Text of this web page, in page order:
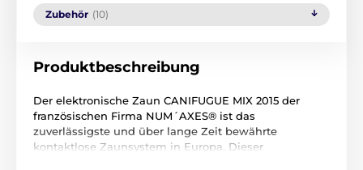
Zubehör (10)
Produktbeschreibung
Der elektronische Zaun CANIFUGUE MIX 2015 der
französischen Firma NUM´AXES® ist das
zuverlässigste und über lange Zeit bewährte
kontaktlose Zaunsystem in Europa. Dieser